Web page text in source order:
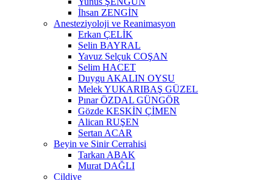
İhsan ZENGİN
Anesteziyoloji ve Reanimasyon
Erkan ÇELİK
Selin BAYRAL
Yavuz Selçuk COŞAN
Selim HACET
Duygu AKALIN OYSU
Melek YUKARIBAŞ GÜZEL
Pınar ÖZDAL GÜNGÖR
Gözde KESKİN ÇİMEN
Alican RUŞEN
Sertan ACAR
Beyin ve Sinir Cerrahisi
Tarkan ABAK
Murat DAĞLI
Cildiye